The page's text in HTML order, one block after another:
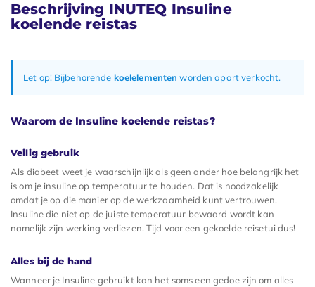
Beschrijving INUTEQ Insuline
koelende reistas
Let op! Bijbehorende koelelementen worden apart verkocht.
Waarom de Insuline koelende reistas?
Veilig gebruik
Als diabeet weet je waarschijnlijk als geen ander hoe belangrijk het
is om je insuline op temperatuur te houden. Dat is noodzakelijk
omdat je op die manier op de werkzaamheid kunt vertrouwen.
Insuline die niet op de juiste temperatuur bewaard wordt kan
namelijk zijn werking verliezen. Tijd voor een gekoelde reisetui dus!
Alles bij de hand
Wanneer je Insuline gebruikt kan het soms een gedoe zijn om alles